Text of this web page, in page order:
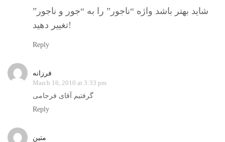
شاید بهتر باشد واژه “ناجور” را به “جور و ناجور”
تغییر دهید!
Reply
فرزانه
March 16, 2010 at 3:33 pm
گرفتیم آقای فرجامی
Reply
متين